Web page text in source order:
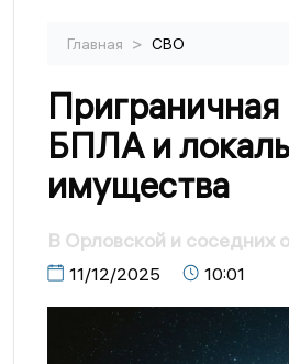
Главная > СВО
БПЛА и
имущества
В Орловской и соседних
11/12/2025 10:01